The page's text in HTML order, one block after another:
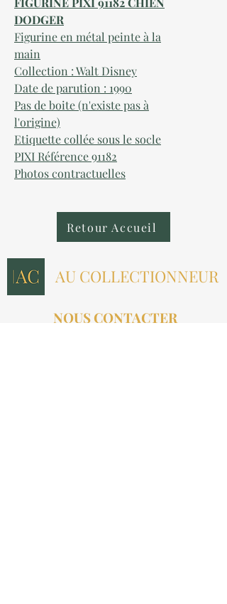
DODGER
Figurine en métal peinte à la
main
Collection : Walt Disney
Date de parution : 1990
Pas de boite (n'existe pas à
l'origine)
Etiquette collée sous le socle
PIXI Référence 91182
Photos contractuelles
Retour Accueil
AU COLLECTIONNEUR
NOUS CONTACTER